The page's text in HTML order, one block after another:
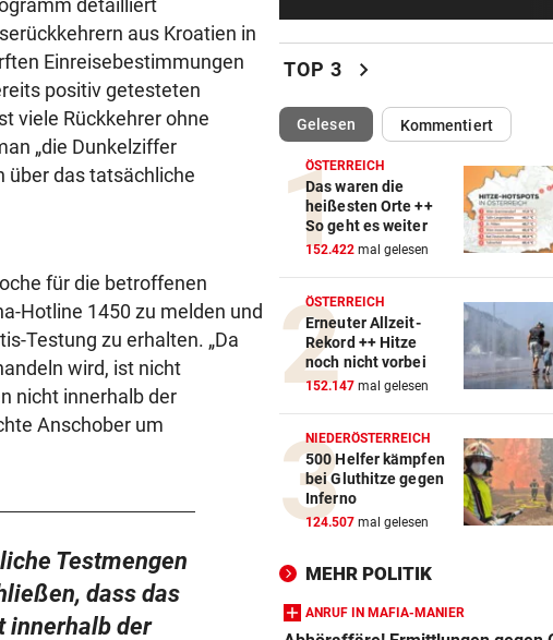
detailliert
aus Kroatien in
Einreisebestimmungen
positiv getesteten
viele Rückkehrer ohne
„die Dunkelziffer
über das tatsächliche
für die betroffenen
Hotline 1450 zu melden und
Testung zu erhalten. „Da
wird, ist nicht
nicht innerhalb der
Anschober um
Testmengen
dass das
innerhalb der
Hitze, Brände, Unwetter:
Einsatzkräfte gefordert!
Tragödie! Brasilien-Talent
84-Jährigen tot
LÄNDLE-HEIMKEHRER vor
Böckle geht gern baden,
allerdings nur im See
Immer mehr Tropennächte
Landeshauptstädten
WARUM WAR MANN DABEI?
BH-Causa bei Frauen-Tour:
an Kontrollen
DANIEL TSCHOFENIG
Früher Sommer-Start:
Paar wurde mit Pkw von der
TOP 3 chevron_right
Gelesen(ausgewählt)Kommentiert
ÖSTERREICH
Das waren die
heißesten Orte ++
So geht es weiter
152.422 mal gelesen
ÖSTERREICH
Erneuter Allzeit-
Rekord ++ Hitze
noch nicht vorbei
152.147 mal gelesen
NIEDERÖSTERREICH
500 Helfer kämpfen
bei Gluthitze gegen
Inferno
124.507 mal gelesen
MEHR POLITIK
ANRUF IN MAFIA-MANIER